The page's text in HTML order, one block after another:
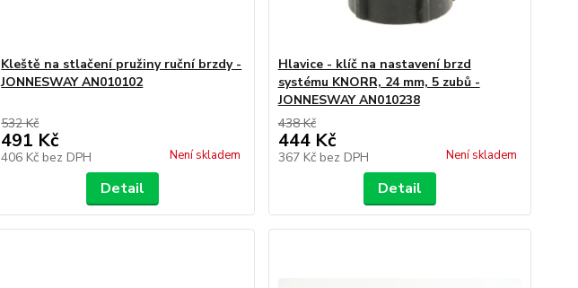
Kleště na stlačení pružiny ruční brzdy -
JONNESWAY AN010102
532 Kč
491 Kč
406 Kč bez DPH Není skladem
Detail
Hlavice - klíč na nastavení brzd
systému KNORR, 24 mm, 5 zubů -
JONNESWAY AN010238
438 Kč
444 Kč
367 Kč bez DPH Není skladem
Detail